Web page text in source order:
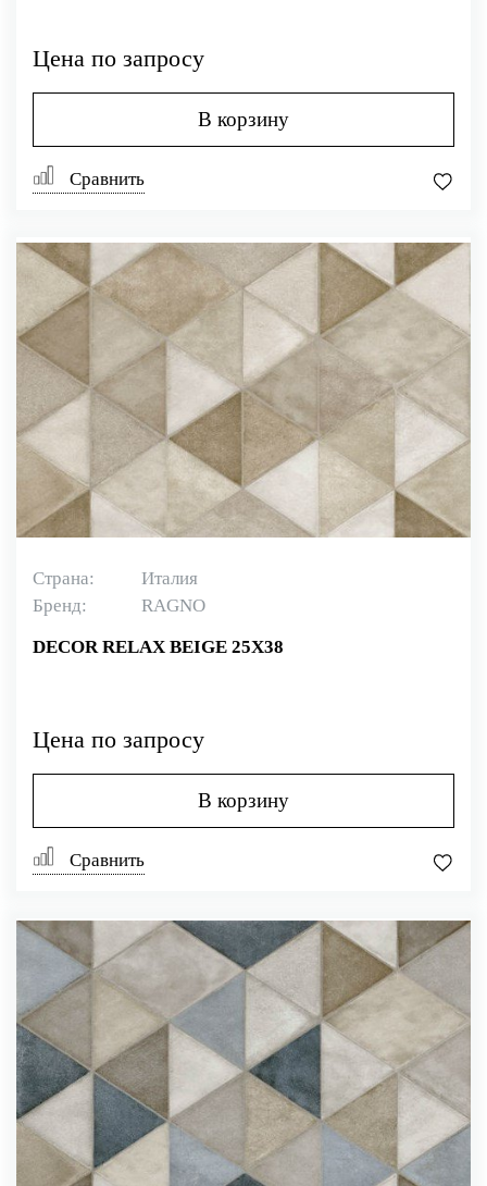
Цена по запросу
В корзину
Сравнить
Страна:
Италия
Бренд:
RAGNO
DECOR RELAX BEIGE 25X38
Цена по запросу
В корзину
Сравнить